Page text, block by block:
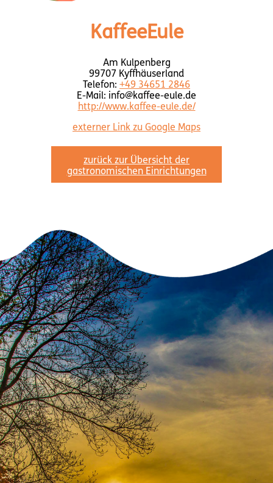
KaffeeEule
Am Kulpenberg
99707 Kyffhäuserland
Telefon: +49 34651 2846
E-Mail: info@kaffee-eule.de
http://www.kaffee-eule.de/
externer Link zu Google Maps
zurück zur Übersicht der
gastronomischen Einrichtungen